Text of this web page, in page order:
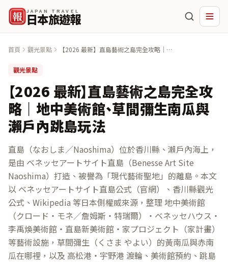
報 JAPAN TRAVEL
日本旅遊報
首頁 觀光景點
【2026 最新】直島藝術之島完全攻略｜地
觀光景點
【2026 最新】直島藝術之島完全攻
略｜地中美術館、草間彌生南瓜與
瀨戶內跳島玩法
直島（なおしま／Naoshima）位於香川縣、瀨戶內海上，
是由 ベネッセアートサイト直島（Benesse Art Site
Naoshima）打造、被譽為「現代藝術聖地」的離島。本文
以 ベネッセアートサイト直島公式（官網）、香川縣觀光
公式、Wikipedia 等日本側權威來源，整理 地中美術館
（クロード・モネ／詹姆斯・特瑞爾）・ベネッセハウス・
李禹煥美術館・直島新美術館・家プロジェクト（家計畫）
等藝術設施，草間彌生（くさま やよい）的黃南瓜與赤南
瓜在哪裡，以及 高松港・宇野港 渡輪、美術館預約、跳島